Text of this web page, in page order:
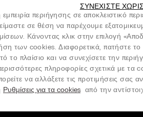
Ultralight with Cashmere
Mπλούζα Ζιβάγκο από Μαλλί
€55.90
Mix&Match 3+1
+1
περιήγησης σε αποκλειστικό
σε θέση να παρέχουμε
Κάνοντας κλικ στην επιλογή
των cookies. Διαφορετικά, πατήστε το
το πλαίσιο και να συνεχίσετε την
πληροφορίες σχετικά με τα
να αλλάξετε τις προτιμήσεις σας
Ρυθμίσεις για τα cookies από την
ΣΥΝΕΧΊΣΤΕ